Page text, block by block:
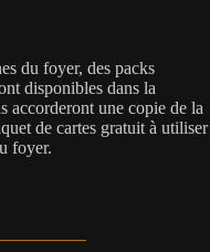
du foyer, des packs
disponibles dans la
accorderont une copie de la
de cartes gratuit à utiliser
foyer.